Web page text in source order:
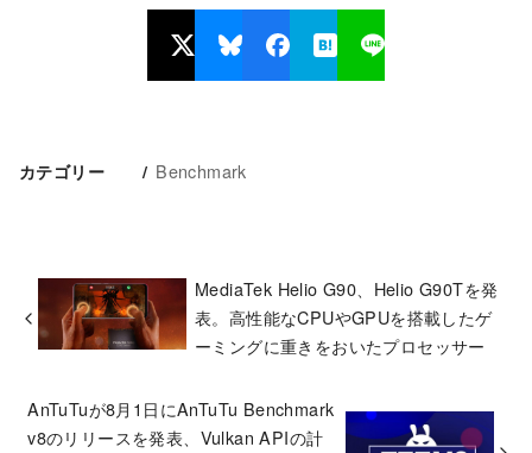
カテゴリー Benchmark
MediaTek Helio G90、Helio G90Tを発
表。高性能なCPUやGPUを搭載したゲ
ーミングに重きをおいたプロセッサー
AnTuTuが8月1日にAnTuTu Benchmark
v8のリリースを発表、Vulkan APIの計